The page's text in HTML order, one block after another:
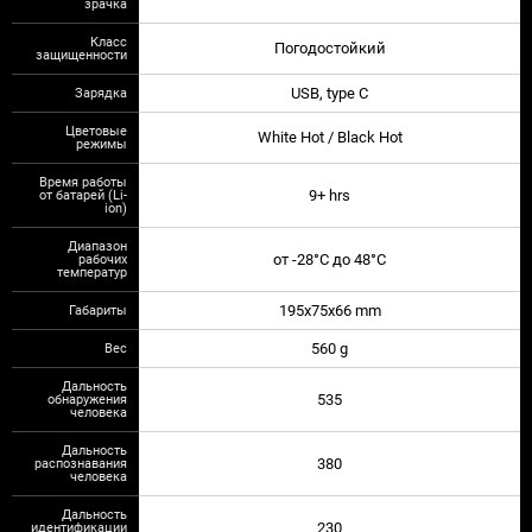
зрачка
Класс
защищенности Погодостойкий
Зарядка USB, type C
Цветовые
режимы White Hot / Black Hot
Время работы
от батарей (Li-
ion)
9+ hrs
Диапазон
рабочих
температур
от -28°C до 48°C
Габариты 195x75x66 mm
Вес 560 g
Дальность
обнаружения
человека
535
Дальность
распознавания
человека
380
Дальность
идентификации 230